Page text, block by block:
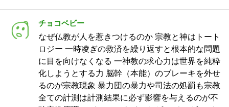
チョコベビー
なぜ仏教が人を惹きつけるのか 宗教と神はトート
ロジー 一時凌ぎの救済を繰り返すと根本的な問題
に目を向けなくなる 一神教の求心力は世界を純粋
化しようとする力 脳幹（本能）のブレーキを外せ
るのが宗教現象 暴力団の暴力や司法の処罰も宗教
全ての計測は計測結果に必ず影響を与えるのが不